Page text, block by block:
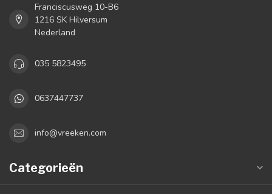
Franciscusweg 10-B6
1216 SK Hilversum
Nederland
035 5823495
0637447737
info@vreeken.com
Categorieën